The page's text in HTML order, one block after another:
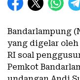
Bandarlampung
yang digelar oleh
RI soal
Pemkot